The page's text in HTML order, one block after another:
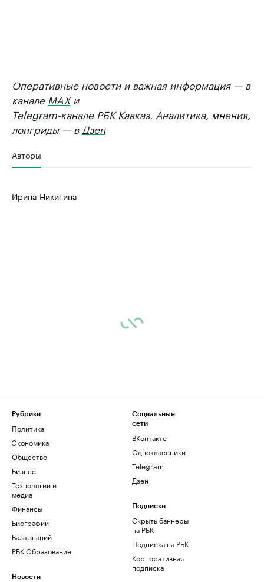
Оперативные новости и важная информация — в
канале MAXи
Telegram-канале РБК Кавказ. Аналитика, мнения,
лонгриды — в Дзен
Авторы
Ирина Никитина
Рубрики
Политика
Экономика
Общество
Бизнес
Технологии и
медиа
Финансы
Биографии
База знаний
РБК Образование
Новости
Социальные
сети
ВКонтакте
Одноклассники
Telegram
Дзен
Подписки
Скрыть баннеры
на РБК
Подписка на РБК
Корпоративная
подписка